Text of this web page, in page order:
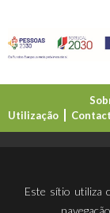
Utilização
Este sítio utiliza